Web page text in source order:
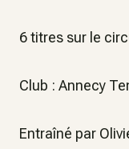
6 titres sur le
Club : Annecy
Entraîné par